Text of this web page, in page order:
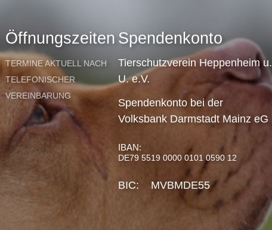
Öffnungszeiten
TERMINE AKTUELL NACH
TELEFONISCHER
VEREINBARUNG
Spendenkonto
Tierschutzverein Heppenheim u.
U. e.V.
Spendenkonto bei der
Volksbank Darmstadt Mainz eG
IBAN:
DE79 5519 0000 0101 0590 12
BIC: MVBMDE55